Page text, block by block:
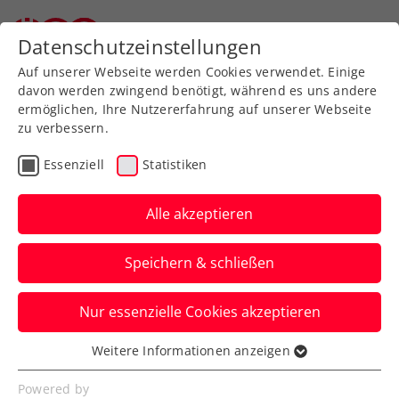
Zurück zur Newsübersicht
Turniere
French Open: Thiem führt
ÖTV-Sextett in der
Qualifikation an
Der zweifache Paris-Finalist steht am
Montag ebenso im Einsatz wie Filip
Misolic und Sinja Kraus.
Verfasst von: Manuel Wachta, 20.05.2024
Datenschutzeinstellungen
Auf unserer Webseite werden Cookies verwendet. Einige
davon werden zwingend benötigt, während es uns andere
ermöglichen, Ihre Nutzererfahrung auf unserer Webseite
zu verbessern.
Essenziell Statistiken
Alle akzeptieren
Speichern & schließen
Nur essenzielle Cookies akzeptieren
Essenziell
Essenzielle Cookies werden für grundlegende
Weitere Informationen anzeigen
Powered by